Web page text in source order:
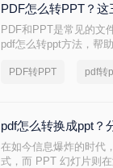
PDF怎么转PPT？这
PDF和PPT是常见的文
pdf怎么转ppt方法，帮
PDF转PPT pdf转
pdf怎么转换成ppt？
在如今信息爆炸的时代
式，而 PPT 幻灯片则